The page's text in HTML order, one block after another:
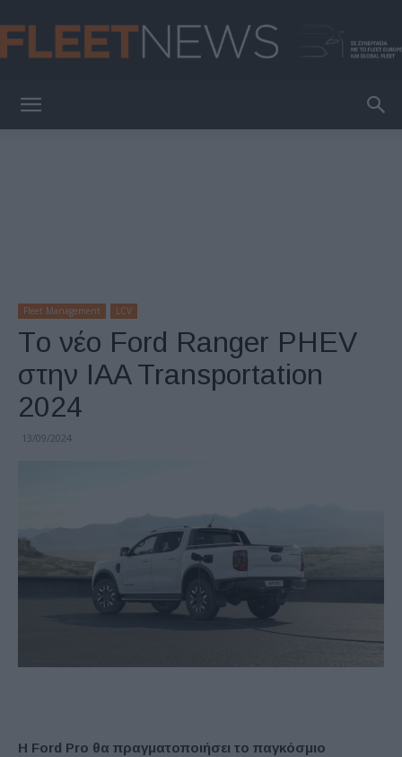
Fleet Management LCV
Tο νέο Ford Ranger PHEV
στην IAA Transportation
2024
13/09/2024
Η Ford Pro θα πραγματοποιήσει το παγκόσμιο